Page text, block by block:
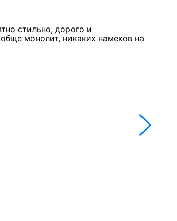
стильно, дорого и
монолит, никаких намеков на